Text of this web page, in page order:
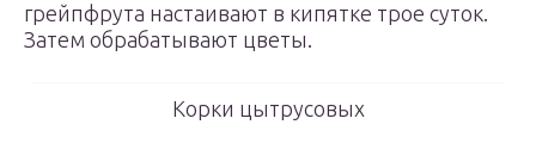
грейпфрута настаивают в кипятке трое суток.
Затем обрабатывают цветы.
Корки цытрусовых